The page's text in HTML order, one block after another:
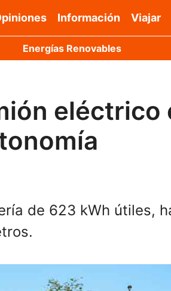
Información Viajar
Energías Renovables
eléctrico
de 623 kWh útiles,